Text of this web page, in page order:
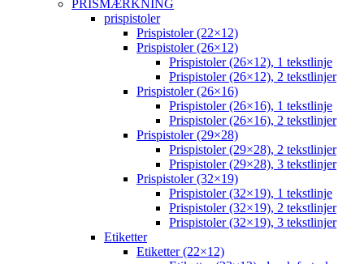
PRISMÆRKNING
prispistoler
Prispistoler (22×12)
Prispistoler (26×12)
Prispistoler (26×12), 1 tekstlinje
Prispistoler (26×12), 2 tekstlinjer
Prispistoler (26×16)
Prispistoler (26×16), 1 tekstlinje
Prispistoler (26×16), 2 tekstlinjer
Prispistoler (29×28)
Prispistoler (29×28), 2 tekstlinjer
Prispistoler (29×28), 3 tekstlinjer
Prispistoler (32×19)
Prispistoler (32×19), 1 tekstlinje
Prispistoler (32×19), 2 tekstlinjer
Prispistoler (32×19), 3 tekstlinjer
Etiketter
Etiketter (22×12)